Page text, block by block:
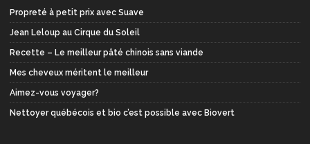
Propreté à petit prix avec Suave
Jean Leloup au Cirque du Soleil
Recette – Le meilleur pâté chinois sans viande
Mes cheveux méritent le meilleur
Aimez-vous voyager?
Nettoyer québécois et bio c’est possible avec Biovert